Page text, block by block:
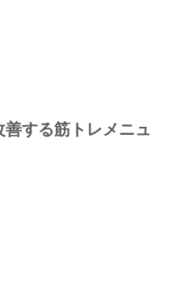
する筋トレメニュ